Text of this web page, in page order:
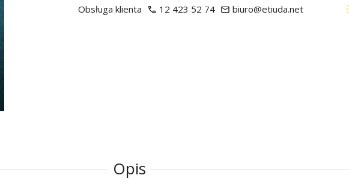
Obsługa klienta 12 423 52 74 biuro@etiuda.net
Opis